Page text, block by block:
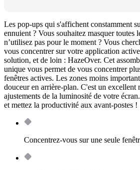
Les pop-ups qui s'affichent constamment
ennuient ? Vous souhaitez masquer toutes
n’utilisez pas pour le moment ? Vous
vous concentrer sur votre application
solution, et de loin : HazeOver. Cet
unique vous permet de vous concentrer
fenêtres actives. Les zones moins
douceur en arrière-plan. C'est un excellent
ajustements de la luminosité de votre
et mettez la productivité aux avant-postes !
Concentrez-vous sur une seule